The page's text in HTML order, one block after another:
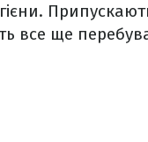
все ще